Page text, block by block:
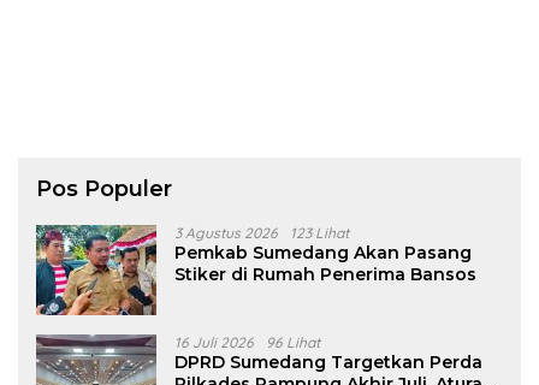
Pos Populer
3 Agustus 2026 123 Lihat
Pemkab Sumedang Akan Pasang
Stiker di Rumah Penerima Bansos
16 Juli 2026 96 Lihat
DPRD Sumedang Targetkan Perda